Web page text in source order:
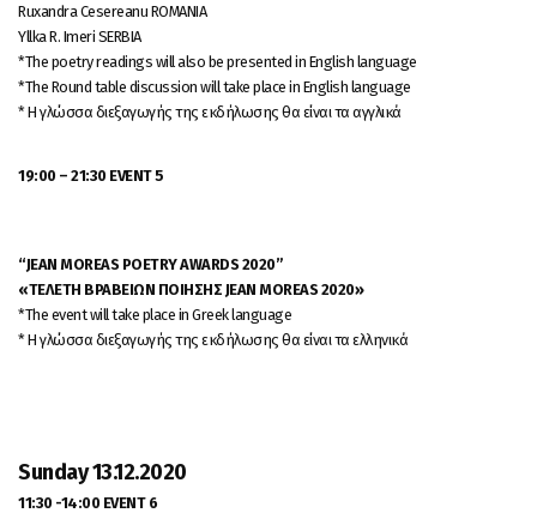
Ruxandra Cesereanu ROMANIA
Yllka R. Imeri SERBIA
*Τhe poetry readings will also be presented in English language
*The Round table discussion will take place in English language
* Η γλώσσα διεξαγωγής της εκδήλωσης θα είναι τα αγγλικά
19:00 – 21:30 EVENT5
“JEAN MOREAS POETRY AWARDS 2020”
«ΤΕΛΕΤΗ ΒΡΑΒΕΙΩΝ ΠΟΙΗΣΗΣ JEAN MOREAS 2020»
*The event will take place in Greek language
* Η γλώσσα διεξαγωγής της εκδήλωσης θα είναι τα ελληνικά
Sunday13.12.2020
11:30 -14:00 EVENT6